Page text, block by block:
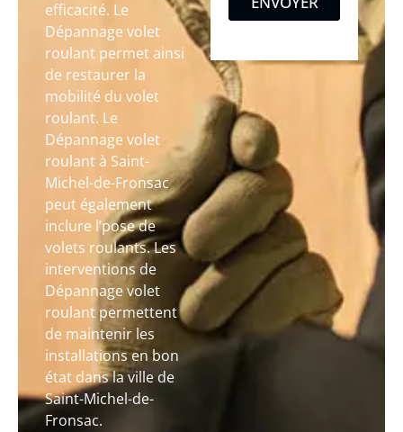
efficacité. Le
Dépannage volet
roulant permet ainsi
de restaurer la
mobilité du volet
roulant. Le
Dépannage volet
roulant à Saint-
Michel-de-Fronsac
peut également
inclure l’pose de
volets roulants. Les
interventions de
Dépannage volet
roulant permettent
de maintenir les
installations en bon
état dans la ville de
Saint-Michel-de-
Fronsac.